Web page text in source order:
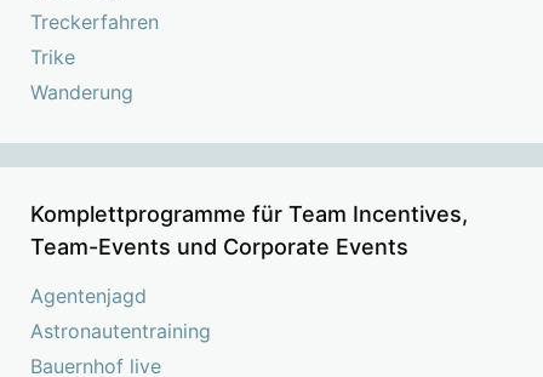
Treckerfahren
Trike
Wanderung
Komplettprogramme für Team Incentives,
Team-Events und Corporate Events
Agentenjagd
Astronautentraining
Bauernhof live